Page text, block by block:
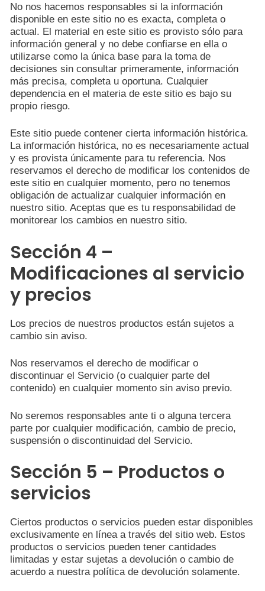
No nos hacemos responsables si la información
disponible en este sitio no es exacta, completa o
actual. El material en este sitio es provisto sólo para
información general y no debe confiarse en ella o
utilizarse como la única base para la toma de
decisiones sin consultar primeramente, información
más precisa, completa u oportuna. Cualquier
dependencia en el materia de este sitio es bajo su
propio riesgo.
Este sitio puede contener cierta información histórica.
La información histórica, no es necesariamente actual
y es provista únicamente para tu referencia. Nos
reservamos el derecho de modificar los contenidos de
este sitio en cualquier momento, pero no tenemos
obligación de actualizar cualquier información en
nuestro sitio. Aceptas que es tu responsabilidad de
monitorear los cambios en nuestro sitio.
Sección 4 –
Modificaciones al servicio
y precios
Los precios de nuestros productos están sujetos a
cambio sin aviso.
Nos reservamos el derecho de modificar o
discontinuar el Servicio (o cualquier parte del
contenido) en cualquier momento sin aviso previo.
No seremos responsables ante ti o alguna tercera
parte por cualquier modificación, cambio de precio,
suspensión o discontinuidad del Servicio.
Sección 5 – Productos o
servicios
Ciertos productos o servicios pueden estar disponibles
exclusivamente en línea a través del sitio web. Estos
productos o servicios pueden tener cantidades
limitadas y estar sujetas a devolución o cambio de
acuerdo a nuestra política de devolución solamente.